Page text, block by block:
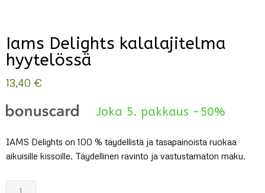
Iams Delights kalalajitelma
hyytelössä
13,40 €
Joka 5. pakkaus -50%
IAMS Delights on 100 % täydellistä ja tasapainoista ruokaa
aikuisille kissoille. Täydellinen ravinto ja vastustamaton maku.
Iams